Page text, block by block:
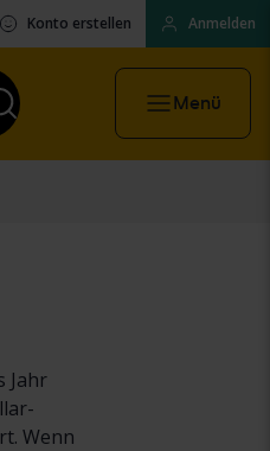
Konto erstellen Anmelden
Menü
Jahr
Wenn